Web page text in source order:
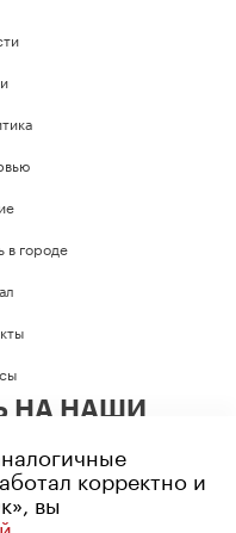
в городе
НА НАШИ
корректно и
вы